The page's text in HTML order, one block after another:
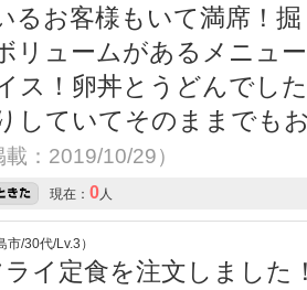
るお客様もいて満席！
リュームがあるメニュ
ス！卵丼とうどんでし
していてそのままでも
：2019/10/29）
現在： 0人
/30代/Lv.3）
ライ定食を注文しまし